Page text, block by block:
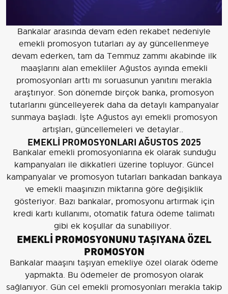
Bankalar arasında devam eden rekabet nedeniyle
emekli promosyon tutarları ay ay güncellenmeye
devam ederken, tam da Temmuz zammı akabinde ilk
maaşlarını alan emekliler Ağustos ayında emekli
promosyonları arttı mı soruasunun yanıtını merakla
araştırıyor. Son dönemde birçok banka, promosyon
tutarlarını güncelleyerek daha da detaylı kampanyalar
sunmaya başladı. İşte Ağustos ayı emekli promosyon
artışları, güncellemeleri ve detaylar..
EMEKLİ PROMOSYONLARI AĞUSTOS 2025
Bankalar emekli promosyonlarına ek olarak sunduğu
kampanyaları ile dikkatleri üzerine topluyor. Güncel
kampanyalar ve promosyon tutarları bankadan bankaya
ve emekli maaşınızın miktarına göre değişiklik
gösteriyor. Bazı bankalar, promosyonu artırmak için
kredi kartı kullanımı, otomatik fatura ödeme talimatı
gibi ek koşullar da sunabiliyor.
EMEKLİ PROMOSYONUNU TAŞIYANA ÖZEL
PROMOSYON
Bankalar maaşını taşıyan emekliye özel olarak ödeme
yapmakta. Bu ödemeler de promosyon olarak
sağlanıyor. Gün cel emekli promosyonları merakla takip